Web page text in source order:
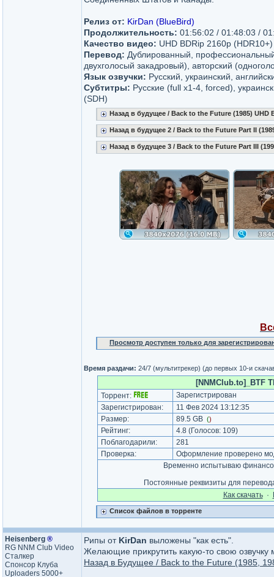
Релиз от: KirDan (BlueBird)
Продолжительность: 01:56:02 / 01:48:03 /
Качество видео: UHD BDRip 2160p (HDR10+)
Перевод: Дублированный,
двухголосый закадровый), авторский
Язык озвучки: Русский, украинский,
Субтитры: Русские (full x1-4, forced),
(SDH)
Назад в будущее / Back to the Future (1985) UHD
Назад в будущее 2 / Back to the Future Part II
Назад в будущее 3 / Back to the Future Part III
Просмотр доступен только для
Время раздачи: 24/7 (мультитрекер) (до первых 10-и
[NNMClub.to]_BTF
Торрент:
Зарегистрирован
Зарегистрирован:
11 Фев 2024 13:12:35
Размер:
89.5 GB ()
Рейтинг: 4.8 (Голосов: 109)
Поблагодарили:
281
Проверка:
Оформление проверено
Временно испытываю
Постоянные реквизиты для
Как cкачать·
Список файлов в торренте
Heisenberg ®
RG NNM Club Video
Сталкер
Спонсор Клуба
Uploaders 5000+
Рипы от KirDan выложены "как есть".
Желающие прикрутить какую-то свою
Назад в Будущее / Back to the Future (1985,